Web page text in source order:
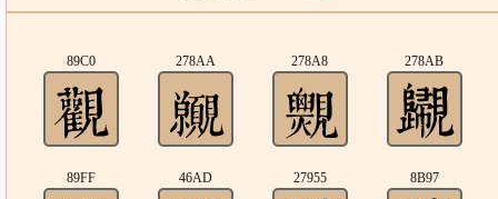
89C0 278AA 278A8 278AB
89FF 46AD 27955 8B97